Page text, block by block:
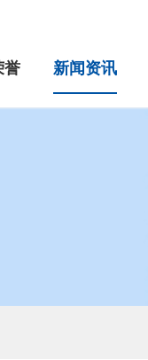
誉 新闻资讯